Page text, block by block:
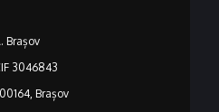
Brașov
3046843
Brașov